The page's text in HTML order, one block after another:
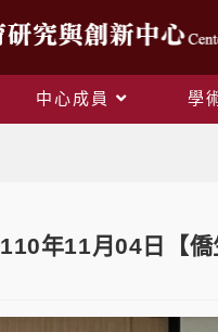
中心成員 學
110年11月04日【僑